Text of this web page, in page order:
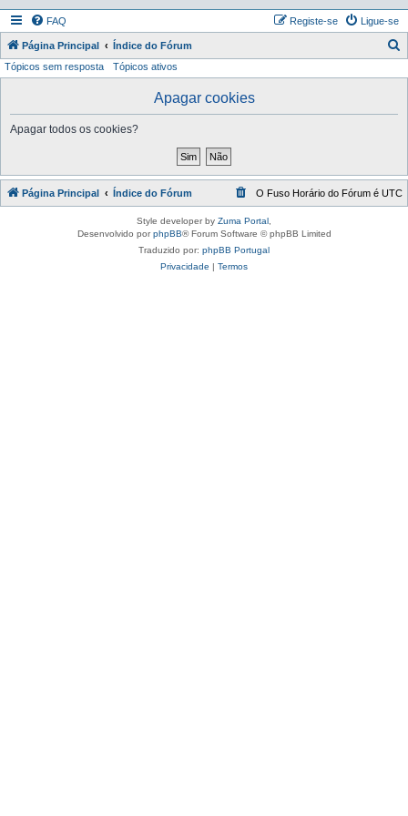
FAQ Ligue-se
Registe-se
Página Principal Índice do Fórum
s
a
Tópicos sem resposta Tópicos ativos
Apagar cookies
Apagar todos os cookies?
Página Principal Índice do Fórum O Fuso Horário do Fórum é UTC
Style developer by Zuma Portal
Desenvolvido porphpBB® Forum Software © phpBB Limited
Traduzido por: phpBB Portugal
Privacidade | Termos